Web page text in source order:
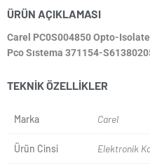
ÜRÜN AÇIKLAMASI
Carel PC0S004850 Opto-
Pco Sıstema 371154-
TEKNIK ÖZELLIKLER
Marka Carel
Ürün Cinsi Elektronik